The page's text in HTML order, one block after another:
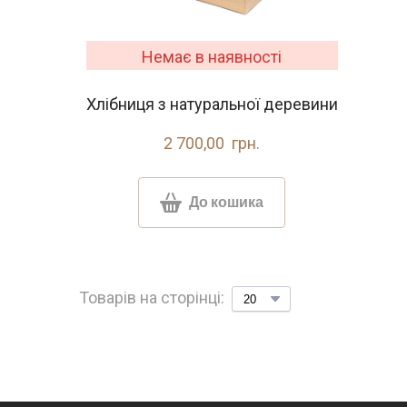
Немає в наявності
Хлібниця з натуральної деревини
2 700,00  грн.
До кошика
Товарів на сторінці: